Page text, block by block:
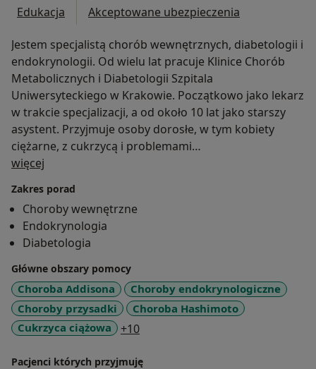
Edukacja
Akceptowane ubezpieczenia
Jestem specjalistą chorób wewnętrznych, diabetologii i
endokrynologii. Od wielu lat pracuje Klinice Chorób
Metabolicznych i Diabetologii Szpitala
Uniwersyteckiego w Krakowie. Początkowo jako lekarz
w trakcie specjalizacji, a od około 10 lat jako starszy
asystent. Przyjmuje osoby dorosłe, w tym kobiety
ciężarne, z cukrzycą i problemami
endokrynologicznymi (choroby tarczycy, przysadki
przebiegającymi z zaburzeniem gospodarki
hormonów płciowych, np. zespołem policystycznych
jajników). Zajmuje się także diagnostyką i leczeniem
trądziku, hirsutyzmu i otyłością. Swoją specjalistyczną
wiedzę i umiejętności stale podnoszę uczestnicząc w
licznych kursach i szkoleniach.
więcej
Zakres porad
Choroby wewnętrzne
Endokrynologia
Diabetologia
Główne obszary pomocy
Choroba Addisona
Choroby endokrynologiczne
Choroby przysadki
Choroba Hashimoto
Cukrzyca ciążowa
+10a11y_sr_more_diseases
Pacjenci których przyjmuję